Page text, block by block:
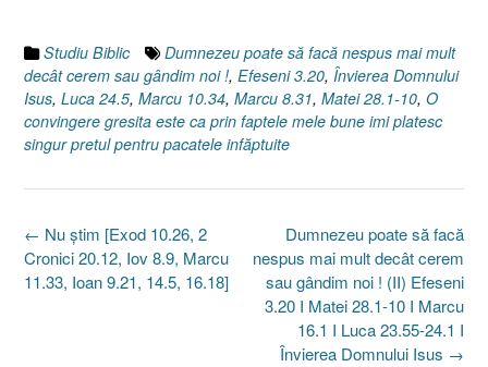
Studiu Biblic
Dumnezeu poate să facă nespus mai mult
decât cerem sau gândim noi !, Efeseni 3.20, Învierea Domnului
Isus, Luca 24.5, Marcu 10.34, Marcu 8.31, Matei 28.1-10, O
convingere gresita este ca prin faptele mele bune imi platesc
singur pretul pentru pacatele infăptuite
Post
navigation
Dumnezeu poate să facă
nespus mai mult decât cerem
sau gândim noi ! (II) Efeseni
3.20 I Matei 28.1-10 I Marcu
16.1 I Luca 23.55-24.1 I
Învierea Domnului Isus →
← Nu ştim [Exod 10.26, 2
Cronici 20.12, Iov 8.9, Marcu
11.33, Ioan 9.21, 14.5, 16.18]